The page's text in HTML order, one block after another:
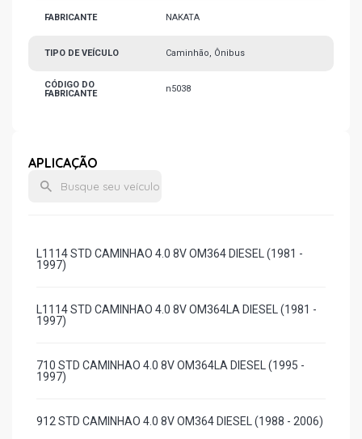
FABRICANTE NAKATA
TIPO DE VEÍCULO Caminhão, Ônibus
CÓDIGO DO
FABRICANTE
n5038
APLICAÇÃO
L1114 STD CAMINHAO 4.0 8V OM364 DIESEL (1981 -
1997)
L1114 STD CAMINHAO 4.0 8V OM364LA DIESEL (1981 -
1997)
710 STD CAMINHAO 4.0 8V OM364LA DIESEL (1995 -
1997)
912 STD CAMINHAO 4.0 8V OM364 DIESEL (1988 - 2006)